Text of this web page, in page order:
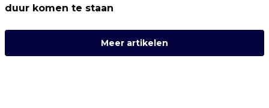
duur komen te staan
Meer artikelen